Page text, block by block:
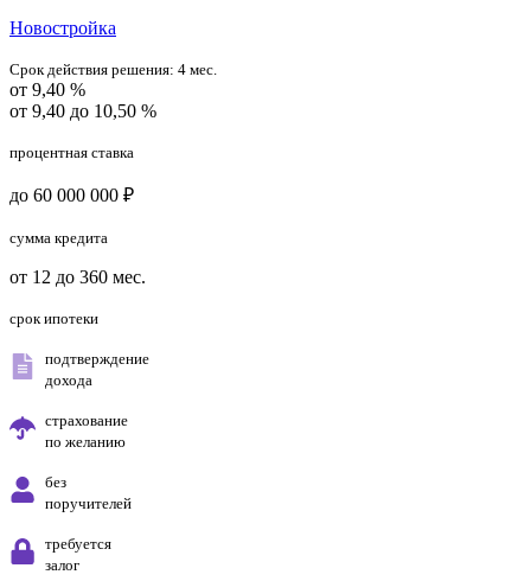
Новостройка
Срок действия решения: 4 мес.
от 9,40 %
от 9,40 до 10,50 %
процентная ставка
до 60 000 000 ₽
сумма кредита
от 12 до 360 мес.
срок ипотеки
подтверждение
дохода
страхование
по желанию
без
поручителей
требуется
залог